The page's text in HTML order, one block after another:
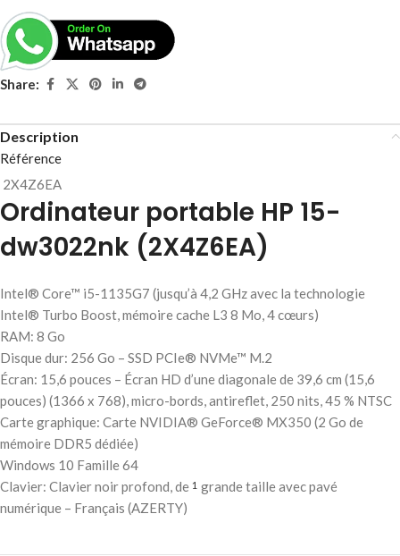
Share:
Description
Référence
2X4Z6EA
Ordinateur portable HP 15-
dw3022nk (2X4Z6EA)
Intel® Core™ i5-1135G7 (jusqu’à 4,2 GHz avec la technologie
Intel® Turbo Boost, mémoire cache L3 8 Mo, 4 cœurs)
RAM: 8 Go
Disque dur: 256 Go – SSD PCIe® NVMe™ M.2
Écran: 15,6 pouces – Écran HD d’une diagonale de 39,6 cm (15,6
pouces) (1366 x 768), micro-bords, antireflet, 250 nits, 45 % NTSC
Carte graphique: Carte NVIDIA® GeForce® MX350 (2 Go de
mémoire DDR5 dédiée)
Windows 10 Famille 64
Clavier: Clavier noir profond, de 1 grande taille avec pavé
numérique – Français (AZERTY)